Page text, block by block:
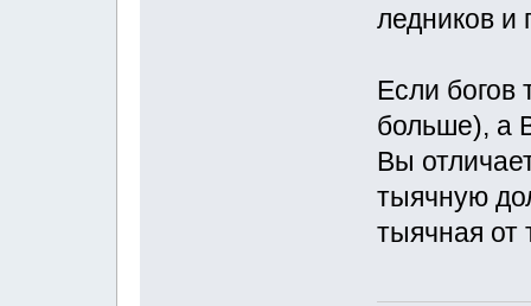
ледников и
Если богов
больше), а
Вы
тыячную
тыячная от